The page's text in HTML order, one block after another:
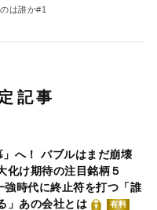
は誰か#1
記事
へ！ バブルはまだ崩壊
化け期待の注目銘柄５
強時代に終止符を打つ「誰
」あの会社とは
有料